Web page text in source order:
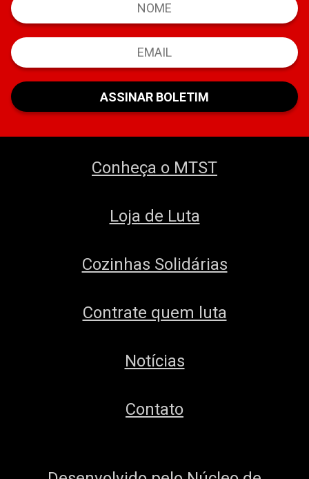
Conheça o MTST
Loja de Luta
Cozinhas Solidárias
Contrate quem luta
Notícias
Contato